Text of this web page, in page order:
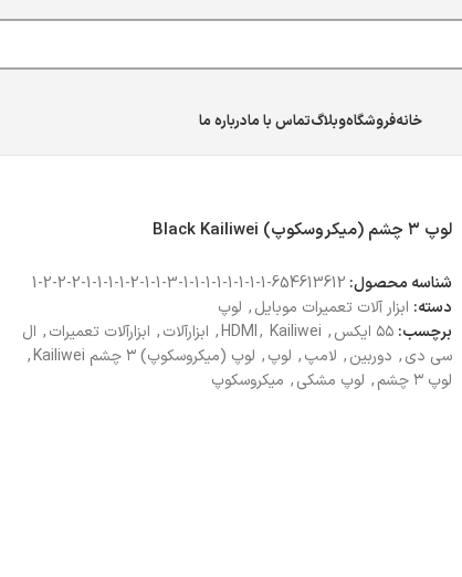
خانهفروشگاهوبلاگتماس با مادرباره ما
لوپ ۳ چشم (میکروسکوپ) ‌Black Kailiwei
شناسه محصول: 654613612-1-1-1-1-1-1-1-1-3-1-1-2-1-1-1-1-2-2-2-1
دسته: ابزار آلات تعمیرات موبایل, لوپ
برچسب: ۵۵ ایکس ,
HDMI, Kailiwei
, ابزارآلات, ابزارآلات تعمیرات, ال
سی دی, دوربین, لامپ, لوپ, لوپ (میکروسکوپ) ۳ چشم Kailiwei
,
لوپ ۳ چشم
, لوپ مشکی, میکروسکوپ